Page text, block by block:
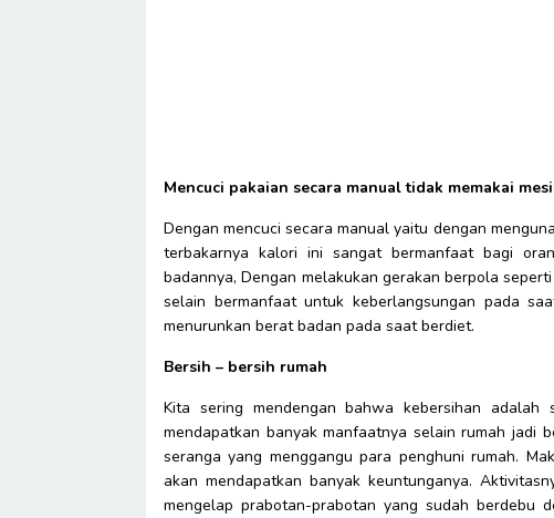
Mencuci pakaian secara manual tidak memakai
Dengan mencuci secara manual yaitu dengan
terbakarnya kalori ini sangat bermanfaat bagi
badannya, Dengan melakukan gerakan berpola
selain bermanfaat untuk keberlangsungan pada
menurunkan berat badan pada saat berdiet.
Bersih – bersih rumah
Kita sering mendengan bahwa kebersihan adalah
mendapatkan banyak manfaatnya selain rumah jadi
seranga yang menggangu para penghuni rumah.
akan mendapatkan banyak keuntunganya.
mengelap prabotan-prabotan yang sudah berdebu